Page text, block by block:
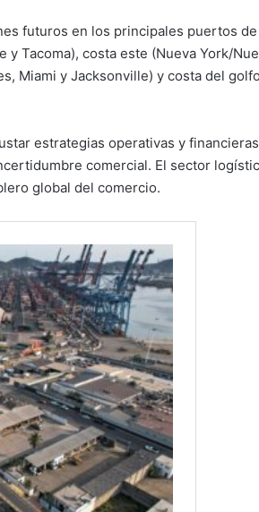
futuros en los principales puertos
y Tacoma), costa este (Nueva York/
Miami y Jacksonville) y costa del golfo
estrategias operativas y
comercial. El sector
global del comercio.